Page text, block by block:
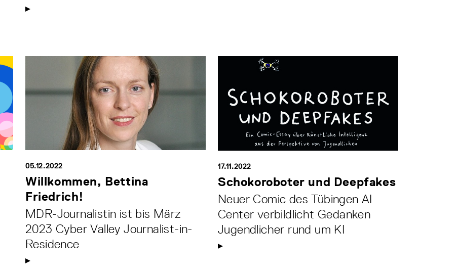
05.12.2022
Willkommen, Bettina
Friedrich!
MDR-Journalistin ist bis März
2023 Cyber Valley Journalist-in-
Residence
17.11.2022
Schokoroboter und Deepfakes
Neuer Comic des Tübingen AI
Center verbildlicht Gedanken
Jugendlicher rund um KI